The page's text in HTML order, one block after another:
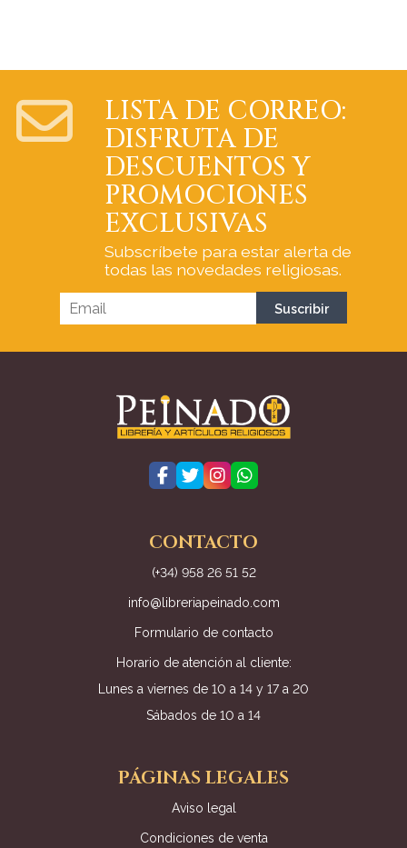
LISTA DE CORREO:
DISFRUTA DE
DESCUENTOS Y
PROMOCIONES
EXCLUSIVAS
Subscríbete para estar alerta de
todas las novedades religiosas.
CONTACTO
(+34) 958 26 51 52
info@libreriapeinado.com
Formulario de contacto
Horario de atención al cliente:
Lunes a viernes de 10 a 14 y 17 a 20
Sábados de 10 a 14
PÁGINAS LEGALES
Aviso legal
Condiciones de venta